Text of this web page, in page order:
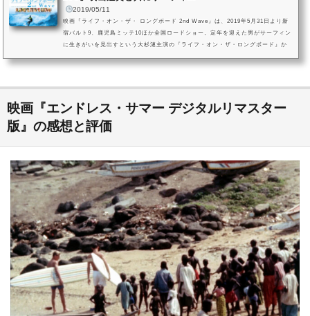
2019/05/11
映画『ライフ・オン・ザ・ ロングボード 2nd Wave』は、2019年5月31日より新
宿バルト9、鹿児島ミッテ10ほか全国ロードショー。定年を迎えた男がサーフィン
に生きがいを見出すという大杉漣主演の『ライフ・オン・ザ・ロングボード』か
映画『エンドレス・サマー デジタルリマスター
版』の感想と評価